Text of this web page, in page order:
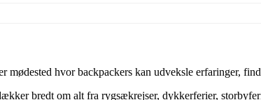
mødested hvor backpackers kan udveksle erfaringer,
bredt om alt fra rygsækrejser, dykkerferier,